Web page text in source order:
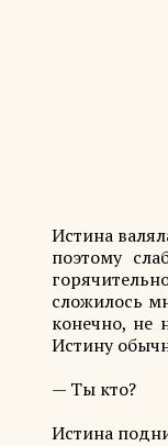
Истина
поэтому
сложилось
конечно, не
Истину
— Ты кто?
Истина